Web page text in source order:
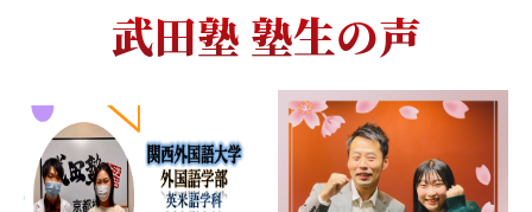
武田塾 塾生の声